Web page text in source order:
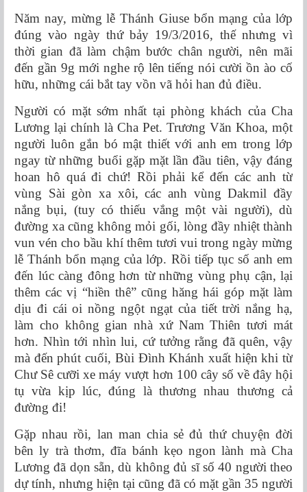
Năm nay, mừng lễ Thánh Giuse bổn mạng của lớp
đúng vào ngày thứ bảy 19/3/2016, thế nhưng vì
thời gian đã làm chậm bước chân người, nên mãi
đến gần 9g mới nghe rộ lên tiếng nói cười ồn ào cố
hữu, những cái bắt tay vồn vã hỏi han đủ điều.
Người có mặt sớm nhất tại phòng khách của Cha
Lương lại chính là Cha Pet. Trương Văn Khoa, một
người luôn gắn bó mật thiết với anh em trong lớp
ngay từ những buổi gặp mặt lần đầu tiên, vậy đáng
hoan hô quá đi chứ! Rồi phải kể đến các anh từ
vùng Sài gòn xa xôi, các anh vùng Dakmil đầy
nắng bụi, (tuy có thiếu vắng một vài người), dù
đường xa cũng không mỏi gối, lòng đầy nhiệt thành
vun vén cho bầu khí thêm tươi vui trong ngày mừng
lễ Thánh bổn mạng của lớp. Rồi tiếp tục số anh em
đến lúc càng đông hơn từ những vùng phụ cận, lại
thêm các vị “hiền thê” cũng hăng hái góp mặt làm
dịu đi cái oi nồng ngột ngạt của tiết trời nắng hạ,
làm cho không gian nhà xứ Nam Thiên tươi mát
hơn. Nhìn tới nhìn lui, cứ tưởng rằng đã quên, vậy
mà đến phút cuối, Bùi Đình Khánh xuất hiện khi từ
Chư Sê cưỡi xe máy vượt hơn 100 cây số về đây hội
tụ vừa kịp lúc, đúng là thương nhau thương cả
đường đi!
Gặp nhau rồi, lan man chia sẻ đủ thứ chuyện đời
bên ly trà thơm, đĩa bánh kẹo ngon lành mà Cha
Lương đã dọn sẵn, dù không đủ sĩ số 40 người theo
dự tính, nhưng hiện tại cũng đã có mặt gần 35 người